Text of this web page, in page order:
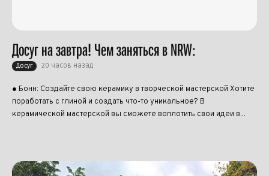
Досуг на завтра! Чем заняться в NRW:
Досуг 20 часов назад
● Бонн: Создайте свою керамику в творческой мастерской Хотите
поработать с глиной и создать что-то уникальное? В
керамической мастерской вы сможете воплотить свои идеи в...